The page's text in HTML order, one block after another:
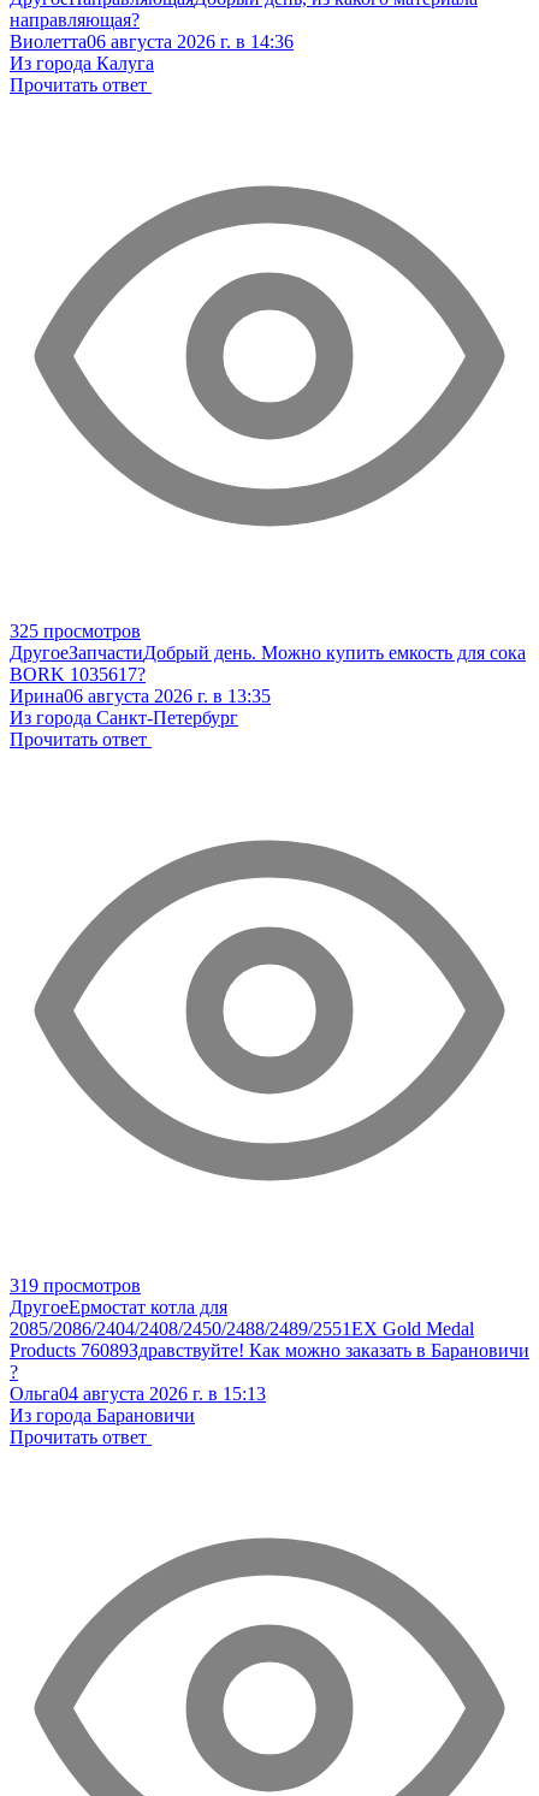
направляющая?
Виолетта06 августа 2026 г. в 14:36
Из города Калуга
Прочитать ответ
325 просмотров
ДругоеЗапчастиДобрый день. Можно купить емкость для сока
BORK 1035617?
Ирина06 августа 2026 г. в 13:35
Из города Санкт-Петербург
Прочитать ответ
319 просмотров
ДругоеЕрмостат котла для
2085/2086/2404/2408/2450/2488/2489/2551EX Gold Medal
Products 76089Здравствуйте! Как можно заказать в Барановичи
?
Ольга04 августа 2026 г. в 15:13
Из города Барановичи
Прочитать ответ